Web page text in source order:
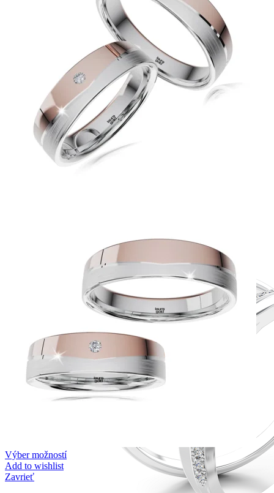
Crown Beauty
Zásnubné prstne z kolekcie Crown Beauty.
Výber možností
Add to wishlist
Zavrieť